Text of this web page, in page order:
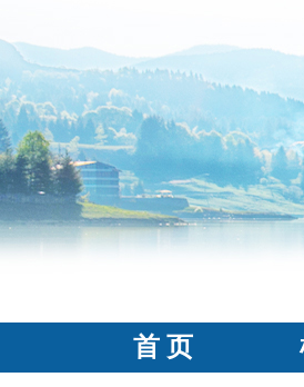
首 页